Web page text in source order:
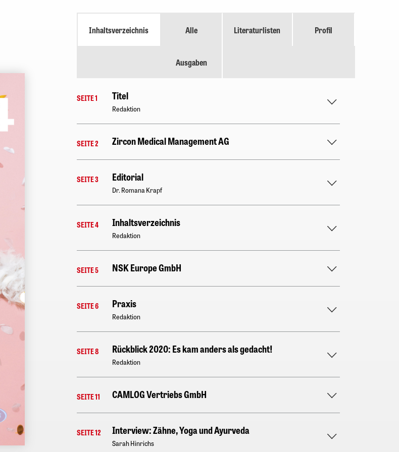
Inhaltsverzeichnis Alle
Ausgaben
Literaturlisten Profil
SEITE 1 Titel
Redaktion
SEITE 2 Zircon Medical Management AG
SEITE 3 Editorial
Dr. Romana Krapf
SEITE 4 Inhaltsverzeichnis
Redaktion
SEITE 5 NSK Europe GmbH
SEITE 6 Praxis
Redaktion
SEITE 8 Rückblick 2020: Es kam anders als gedacht!
Redaktion
SEITE 11 CAMLOG Vertriebs GmbH
SEITE 12 Interview: Zähne, Yoga und Ayurveda
Sarah Hinrichs